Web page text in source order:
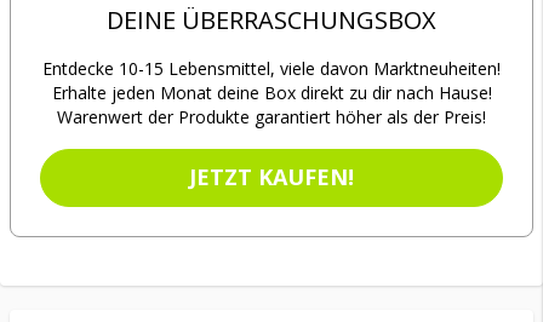
DEINE ÜBERRASCHUNGSBOX
Entdecke 10-15 Lebensmittel, viele davon Marktneuheiten!
Erhalte jeden Monat deine Box direkt zu dir nach Hause!
Warenwert der Produkte garantiert höher als der Preis!
JETZT KAUFEN!